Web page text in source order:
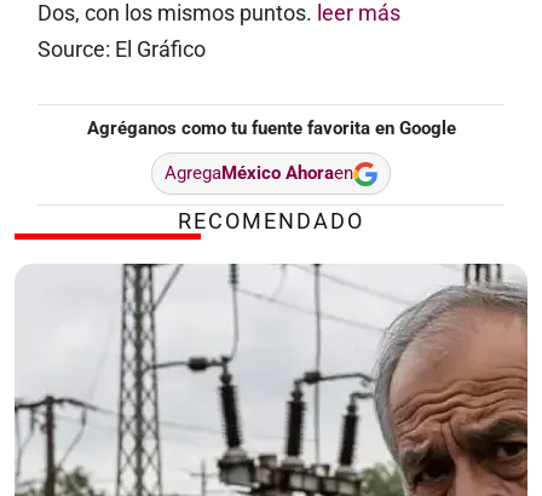
Dos, con los mismos puntos. leer más
Source: El Gráfico
Agréganos como tu fuente favorita en Google
AgregaMéxico Ahoraen
RECOMENDADO